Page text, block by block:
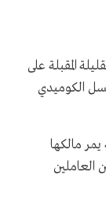
على
الكوميدي
مالكها